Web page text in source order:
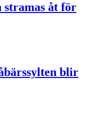
åt för
blir